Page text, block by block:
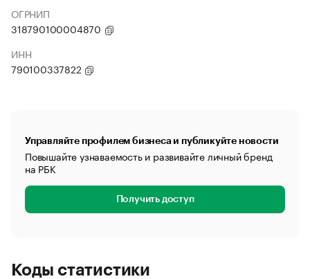
ОГРНИП
318790100004870
ИНН
790100337822
Управляйте профилем бизнеса и публикуйте новости
Повышайте узнаваемость и развивайте личный бренд
на РБК
Получить доступ
Коды статистики